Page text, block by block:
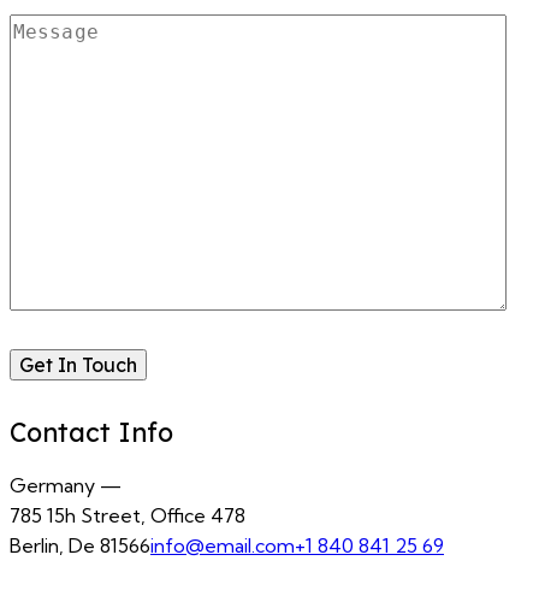
Contact Info
Germany —
785 15h Street, Office 478
Berlin, De 81566info@email.com+1 840 841 25 69